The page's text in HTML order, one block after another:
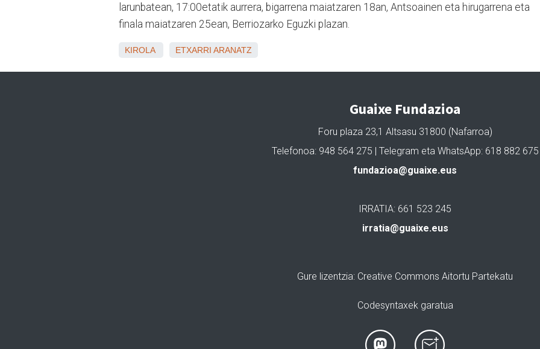
larunbatean, 17:00etatik aurrera, bigarrena maiatzaren 18an, Antsoainen eta hirugarrena eta
finala maiatzaren 25ean, Berriozarko Eguzki plazan.
KIROLA ETXARRI ARANATZ
Guaixe Fundazioa
Foru plaza 23,1 Altsasu 31800 (Nafarroa)
Telefonoa: 948 564 275 | Telegram eta WhatsApp: 618 882 675
fundazioa@guaixe.eus
IRRATIA: 661 523 245
irratia@guaixe.eus
Gure lizentzia: Creative Commons Aitortu Partekatu
Codesyntaxek garatua